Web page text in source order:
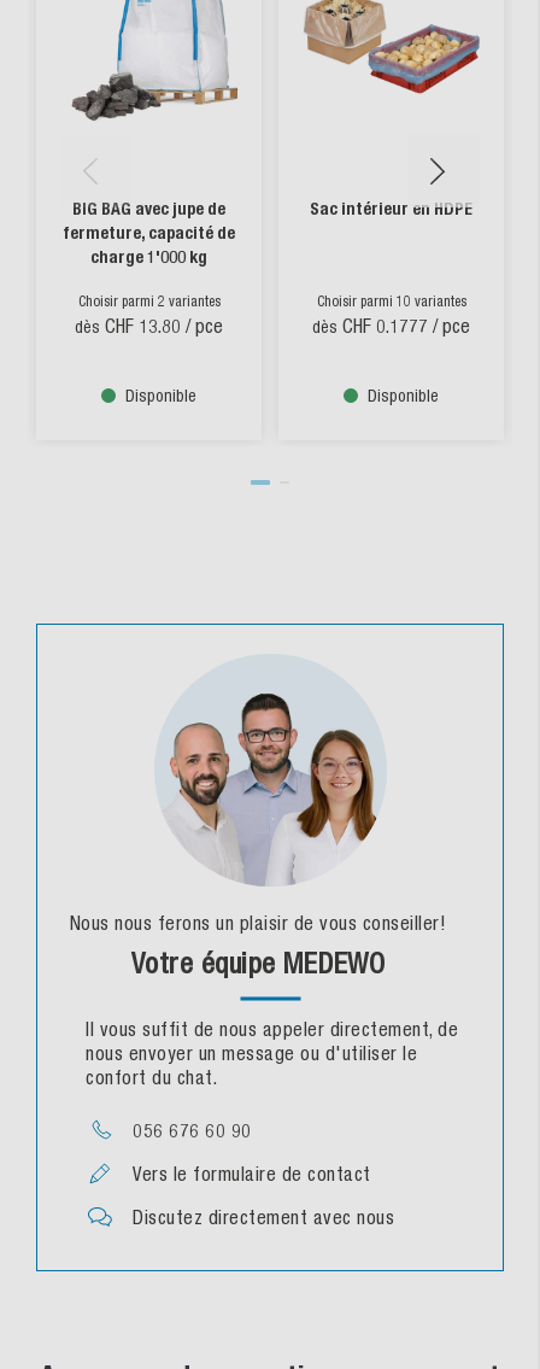
BIG BAG avec jupe de
fermeture, capacité de
charge 1'000 kg
Choisir parmi 2 variantes
dès CHF 13.80 / pce
Disponible
Sac intérieur en HDPE
Choisir parmi 10 variantes
dès CHF 0.1777 / pce
Disponible
Nous nous ferons un plaisir de vous conseiller!
Votre équipe MEDEWO
Il vous suffit de nous appeler directement, de
nous envoyer un message ou d'utiliser le
confort du chat.
056 676 60 90
Vers le formulaire de contact
Discutez directement avec nous